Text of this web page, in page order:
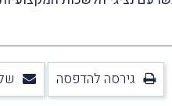
גירסה להדפסה